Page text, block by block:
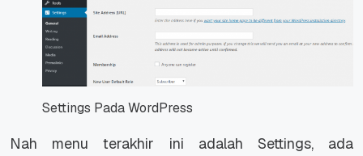
Settings Pada WordPress
Nah menu terakhir ini adalah Settings, ada